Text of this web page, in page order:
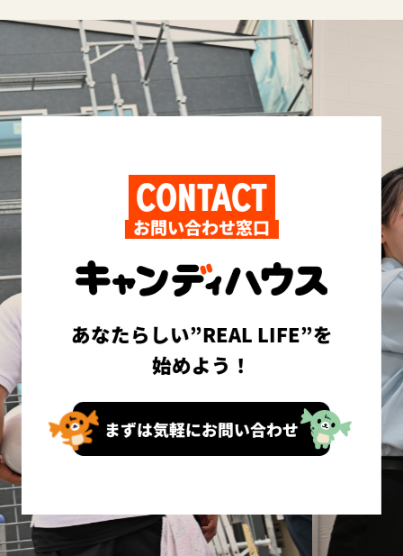
CONTACT
お問い合わせ窓口
あなたらしい”REAL LIFE”を
始めよう！
まずは気軽にお問い合わせ